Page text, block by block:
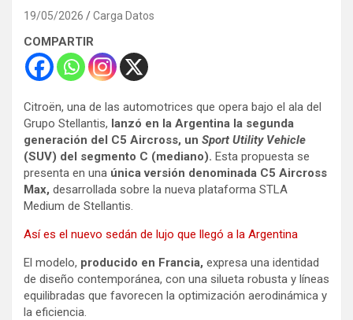
19/05/2026 Carga Datos
COMPARTIR
Citroën, una de las automotrices que opera bajo el ala del
Grupo Stellantis, lanzó en la Argentina la segunda
generación del C5 Aircross, un Sport Utility Vehicle
(SUV) del segmento C (mediano). Esta propuesta se
presenta en una única versión denominada C5 Aircross
Max, desarrollada sobre la nueva plataforma STLA
Medium de Stellantis.
Así es el nuevo sedán de lujo que llegó a la Argentina
El modelo, producido en Francia, expresa una identidad
de diseño contemporánea, con una silueta robusta y líneas
equilibradas que favorecen la optimización aerodinámica y
la eficiencia.